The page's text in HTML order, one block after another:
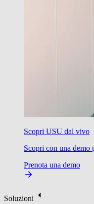
Scopri USU dal vivo
Scopri con una
Prenota una demo
Soluzioni